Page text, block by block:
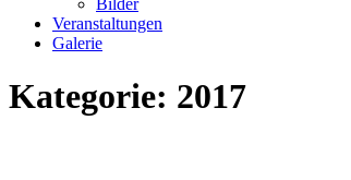
Bilder
Veranstaltungen
Galerie
Kategorie: 2017